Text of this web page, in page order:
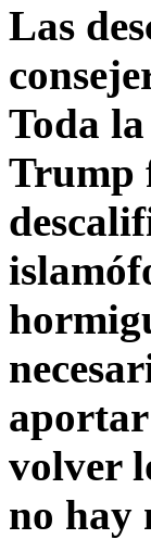
Las
Toda
Trump
volver
no hay